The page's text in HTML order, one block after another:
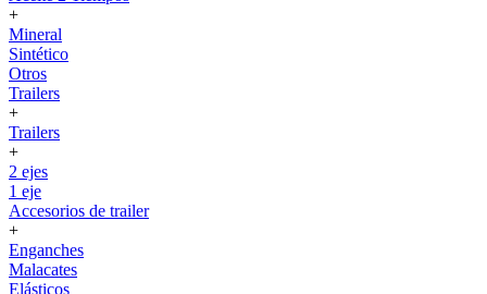
+
Mineral
Sintético
Otros
Trailers
+
Trailers
+
2 ejes
1 eje
Accesorios de trailer
+
Enganches
Malacates
Elásticos